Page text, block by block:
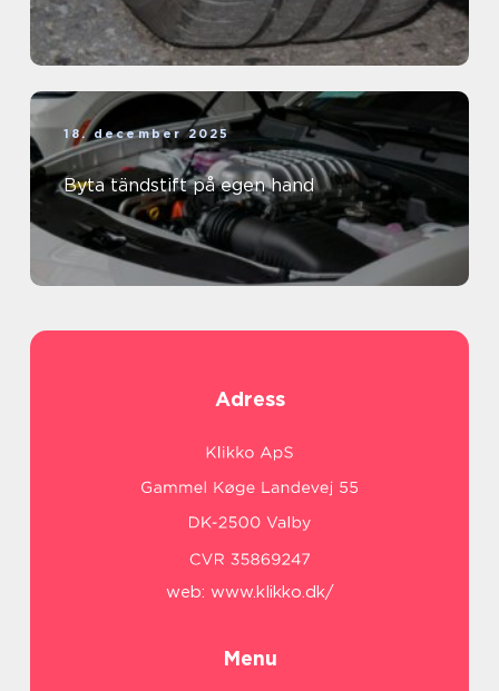
18. december 2025
Byta tändstift på egen hand
Adress
web: www.klikko.dk/
Menu